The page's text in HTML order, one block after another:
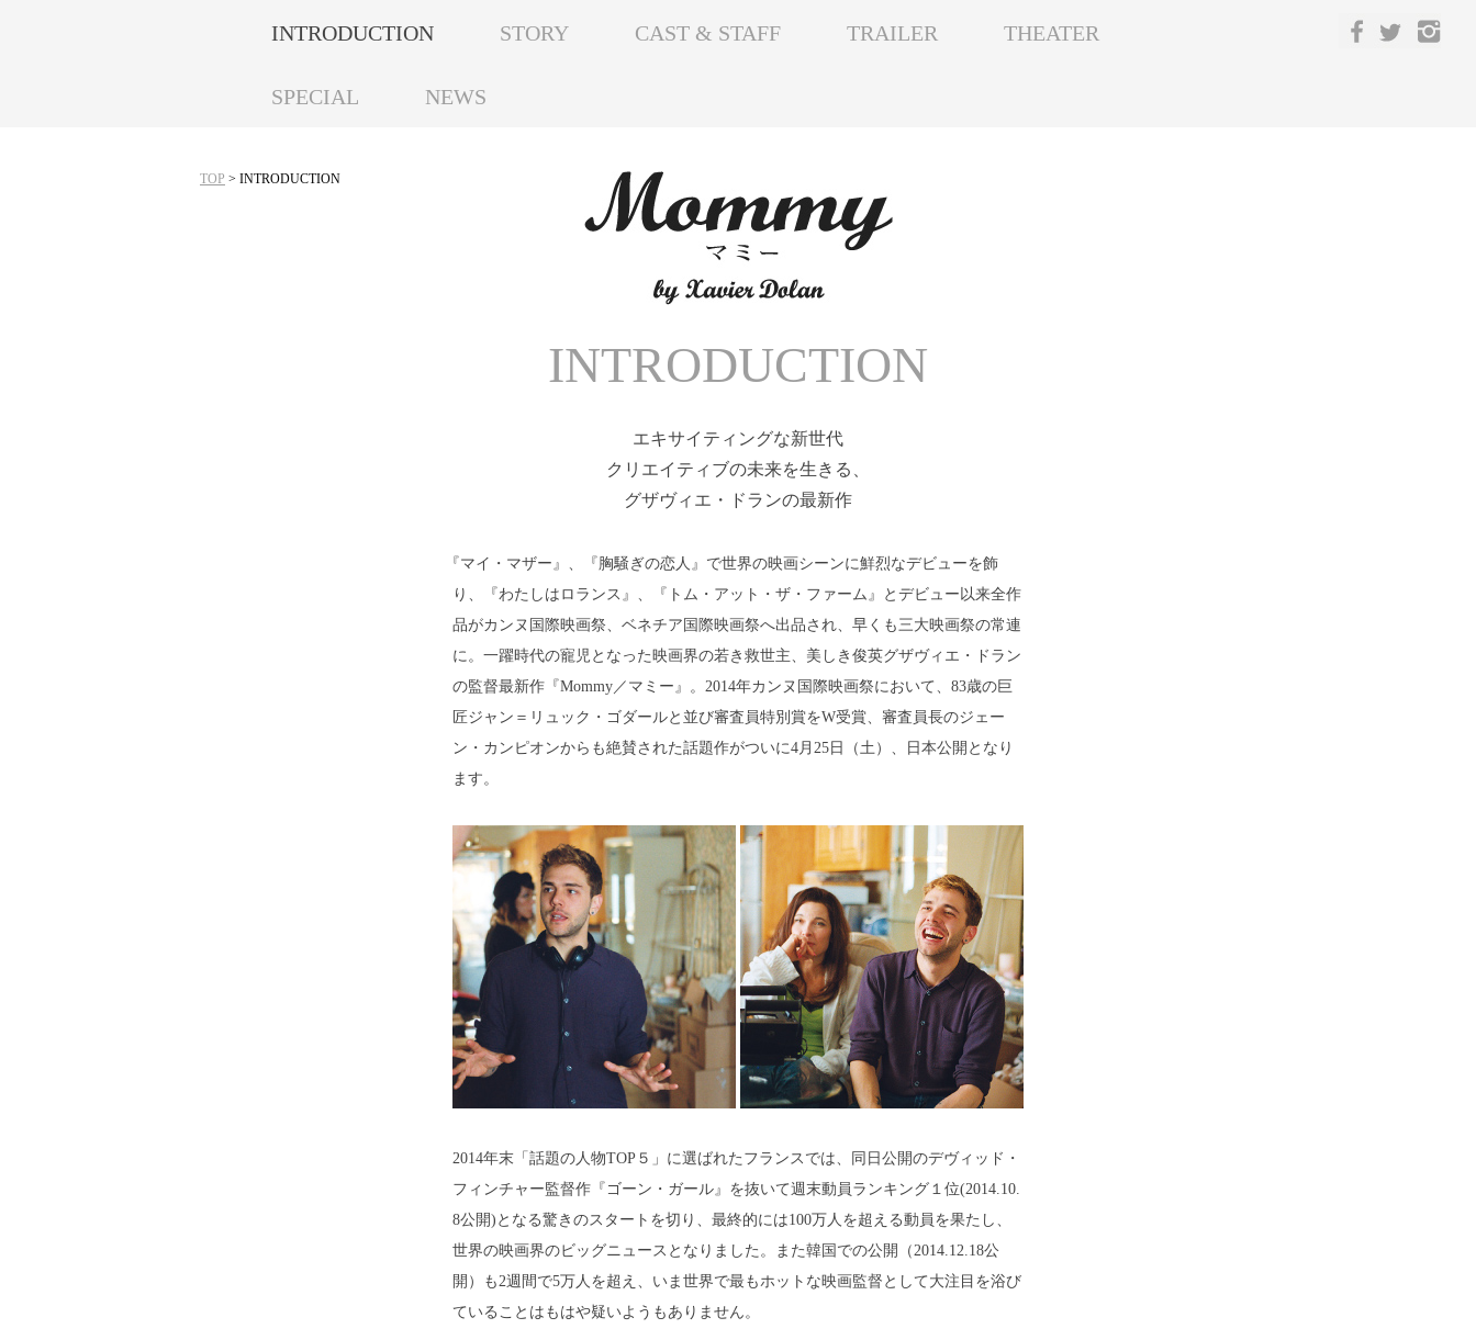
INTRODUCTION STORY CAST & STAFF TRAILER THEATER
SPECIAL NEWS
TOP > INTRODUCTION
INTRODUCTION
エキサイティングな新世代
クリエイティブの未来を生きる、
グザヴィエ・ドランの最新作
『マイ・マザー』、『胸騒ぎの恋人』で世界の映画シーンに鮮烈なデビューを飾
り、『わたしはロランス』、『トム・アット・ザ・ファーム』とデビュー以来全作
品がカンヌ国際映画祭、ベネチア国際映画祭へ出品され、早くも三大映画祭の常連
に。一躍時代の寵児となった映画界の若き救世主、美しき俊英グザヴィエ・ドラン
の監督最新作『Mommy／マミー』。2014年カンヌ国際映画祭において、83歳の巨
匠ジャン＝リュック・ゴダールと並び審査員特別賞をW受賞、審査員長のジェー
ン・カンピオンからも絶賛された話題作がついに4月25日（土）、日本公開となり
ます。
2014年末「話題の人物TOP５」に選ばれたフランスでは、同日公開のデヴィッド・
フィンチャー監督作『ゴーン・ガール』を抜いて週末動員ランキング１位(2014.10.
8公開)となる驚きのスタートを切り、最終的には100万人を超える動員を果たし、
世界の映画界のビッグニュースとなりました。また韓国での公開（2014.12.18公
開）も2週間で5万人を超え、いま世界で最もホットな映画監督として大注目を浴び
ていることはもはや疑いようもありません。